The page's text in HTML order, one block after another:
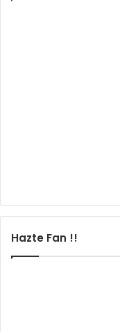
Hazte Fan !!